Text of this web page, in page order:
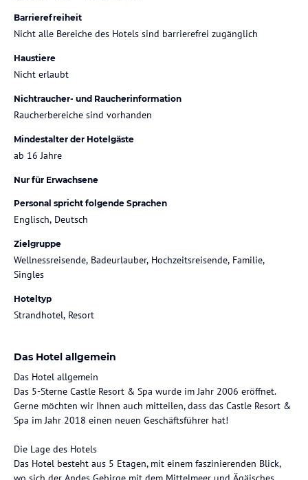
Barrierefreiheit
Nicht alle Bereiche des Hotels sind barrierefrei zugänglich
Haustiere
Nicht erlaubt
Nichtraucher- und Raucherinformation
Raucherbereiche sind vorhanden
Mindestalter der Hotelgäste
ab 16 Jahre
Nur für Erwachsene
Personal spricht folgende Sprachen
Englisch, Deutsch
Zielgruppe
Wellnessreisende, Badeurlauber, Hochzeitsreisende, Familie,
Singles
Hoteltyp
Strandhotel, Resort
Das Hotel allgemein
Das Hotel allgemein
Das 5-Sterne Castle Resort & Spa wurde im Jahr 2006 eröffnet.
Gerne möchten wir Ihnen auch mitteilen, dass das Castle Resort &
Spa im Jahr 2018 einen neuen Geschäftsführer hat!
Die Lage des Hotels
Das Hotel besteht aus 5 Etagen, mit einem faszinierenden Blick,